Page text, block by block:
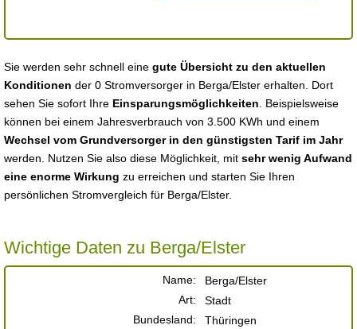
Sie werden sehr schnell eine gute Übersicht zu den aktuellen
Konditionen der 0 Stromversorger in Berga/Elster erhalten. Dort
sehen Sie sofort Ihre Einsparungsmöglichkeiten . Beispielsweise
können bei einem Jahresverbrauch von 3.500 KWh und einem
Wechsel vom Grundversorger in den günstigsten Tarif im Jahr
werden. Nutzen Sie also diese Möglichkeit, mit sehr wenig Aufwand
eine enorme Wirkung zu erreichen und starten Sie Ihren
persönlichen Stromvergleich für Berga/Elster.
Wichtige Daten zu Berga/Elster
Name:
Berga/Elster
Art:
Stadt
Bundesland:
Thüringen